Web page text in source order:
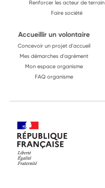
Renforcer les acteur de terrain
Faire société
Accueillir un volontaire
Concevoir un projet d'accueil
Mes démarches d'agrément
Mon espace organisme
FAQ organisme